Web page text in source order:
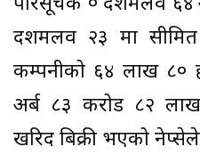
दशमलव २३ मा
कम्पनीको ६४ लाख ८०
अर्ब ८३ करोड ८२
खरिद बिक्री भएको